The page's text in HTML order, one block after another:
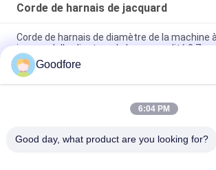
Corde de harnais de jacquard
Corde de harnais de diamètre de la machine
jacquard d'ordinateur de bonne qualité
Anti corde statique de harnais de jacquard
d'élongation avec le noyau
Textile de métier à tisser de label de corde de
Goodfore
6:04 PM
Good day, what product are you looking for?